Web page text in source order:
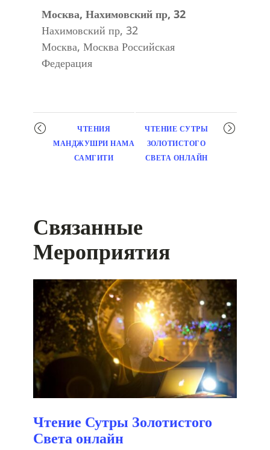
Москва, Нахимовский пр, 32
Нахимовский пр, 32
Москва, Москва Российская
Федерация
Мероприятие
навигация
ЧТЕНИЯ
МАНДЖУШРИ НАМА
САМГИТИ
ЧТЕНИЕ СУТРЫ
ЗОЛОТИСТОГО
СВЕТА ОНЛАЙН
Связанные
Мероприятия
Чтение Сутры Золотистого
Света онлайн